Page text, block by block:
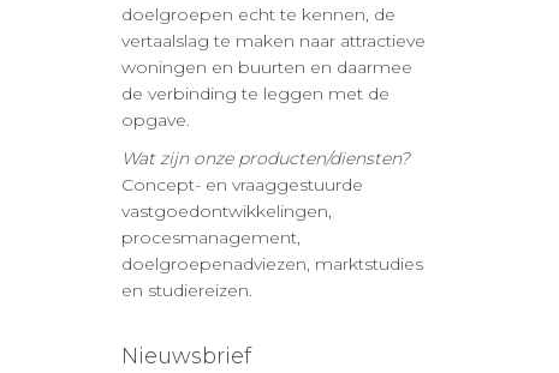
doelgroepen echt te kennen, de
vertaalslag te maken naar attractieve
woningen en buurten en daarmee
de verbinding te leggen met de
opgave.
Wat zijn onze producten/diensten?
Concept- en vraaggestuurde
vastgoedontwikkelingen,
procesmanagement,
doelgroepenadviezen, marktstudies
en studiereizen.
Nieuwsbrief